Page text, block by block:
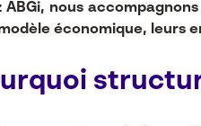
ABGi, nous
économique, leurs